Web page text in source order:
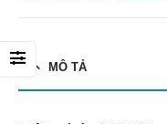
MÔ TẢ